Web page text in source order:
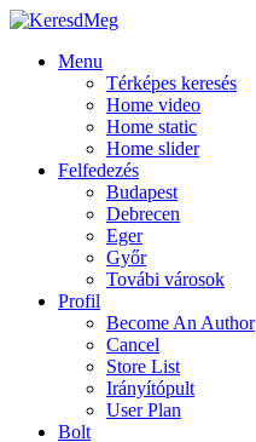
Menu
Térképes keresés
Home video
Home static
Home slider
Felfedezés
Budapest
Debrecen
Eger
Győr
Továbi városok
Profil
Become An Author
Cancel
Store List
Irányítópult
User Plan
Bolt